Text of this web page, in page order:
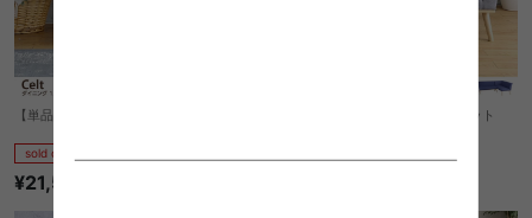
【単品】Celt ダイニング 1人掛けソファ
sold out
¥21,550
【単品】Celt ダイニングソファセット